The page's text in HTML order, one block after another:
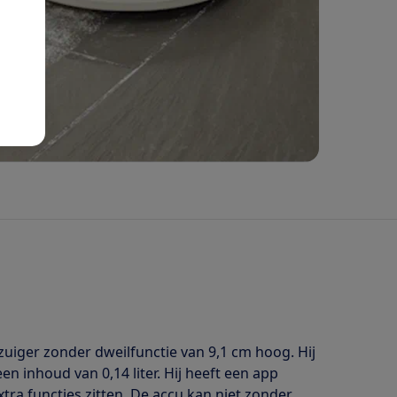
zonder dweilfunctie van 9,1 cm hoog. Hij
inhoud van 0,14 liter. Hij heeft een app